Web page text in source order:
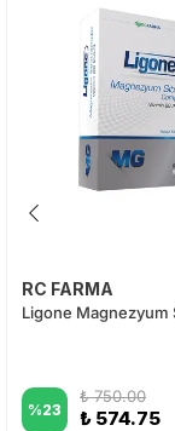
RC FARMA
%23
₺ 750.00
₺ 574.75